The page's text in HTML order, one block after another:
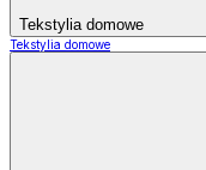
Tekstylia domowe
Tekstylia domowe